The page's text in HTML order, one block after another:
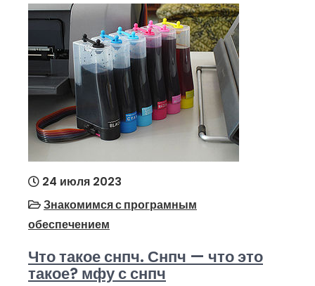
24 июля 2023
Знакомимся с програмным
обеспечением
Что такое снпч. Снпч — что это
такое? мфу с снпч